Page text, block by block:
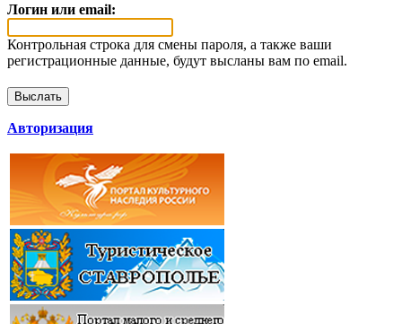
Логин или email:
Контрольная строка для смены пароля, а также ваши
регистрационные данные, будут высланы вам по email.
Авторизация